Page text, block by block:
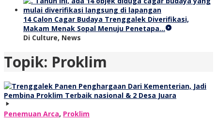
14 Calon Cagar Budaya Trenggalek Diverifikasi,
Makam Menak Sopal Menuju Penetapa…
Di Culture, News
Topik: Proklim
Penemuan Arca, Proklim